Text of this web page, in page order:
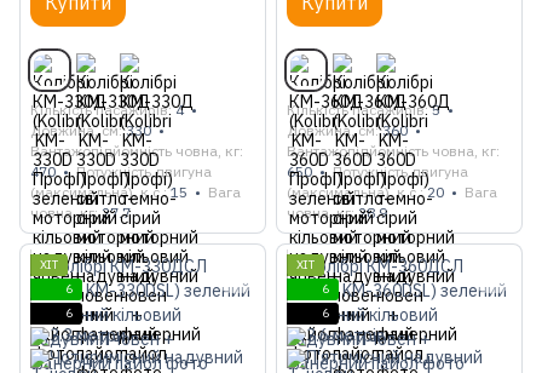
Кількість пасажирів 4
Довжина, см 330
Вантажопідйомність човна, кг
470
Потужність двигуна
(максимальна), к.с. 15
Вага
човна, кг 27.7
Кількість пасажирів 5
Довжина, см 360
Вантажопідйомність човна, кг
650
Потужність двигуна
(максимальна), к.с. 20
Вага
човна, кг 28.9
ХІТ
6
6
ХІТ
6
6